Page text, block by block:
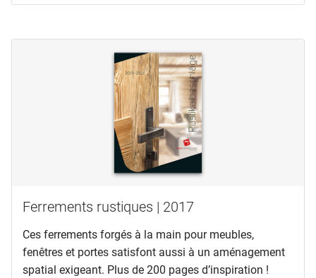
Ferrements rustiques | 2017
Ces ferrements forgés à la main pour meubles,
fenêtres et portes satisfont aussi à un aménagement
spatial exigeant. Plus de 200 pages d’inspiration !